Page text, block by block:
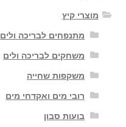
מוצרי קיץ
מתנפחים לבריכה ולים
משחקים לבריכה ולים
משקפות שחייה
רובי מים ואקדחי מים
בועות סבון